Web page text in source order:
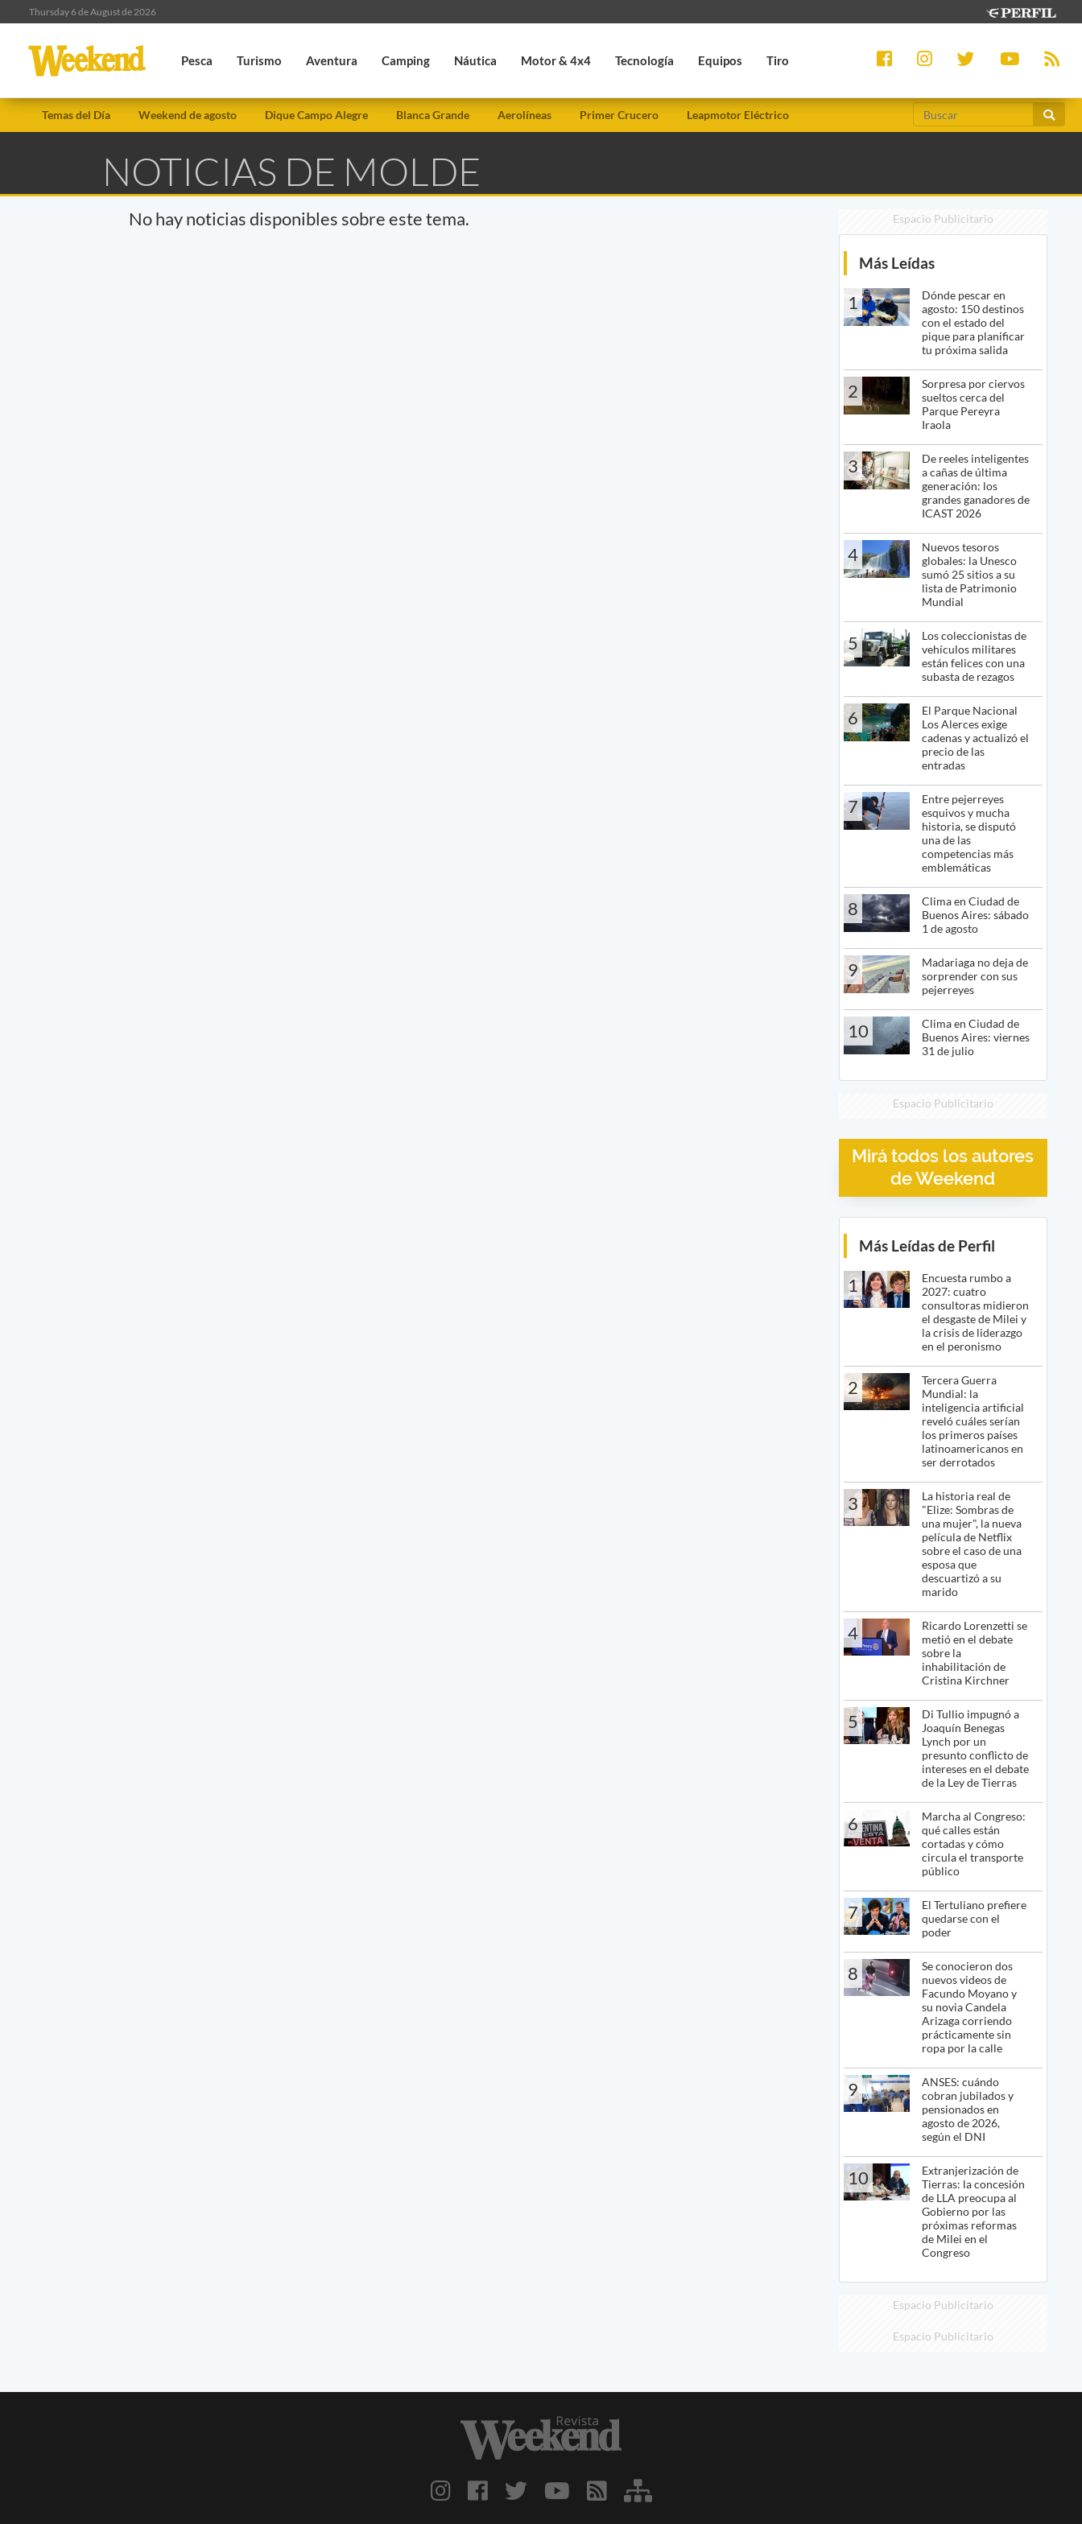
Thursday 6 de August de 2026
Pesca Turismo Aventura Camping Náutica Motor & 4x4 Tecnología Equipos Tiro
Temas del Día Weekend de agosto Dique Campo Alegre Blanca Grande Aerolíneas Primer Crucero Leapmotor Eléctrico
NOTICIAS DE MOLDE
No hay noticias disponibles sobre este tema. Espacio Publicitario
Más Leídas
1
Dónde pescar en
agosto: 150 destinos
con el estado del
pique para planificar
tu próxima salida
2
Sorpresa por ciervos
sueltos cerca del
Parque Pereyra
Iraola
3
De reeles inteligentes
a cañas de última
generación: los
grandes ganadores de
ICAST 2026
4
Nuevos tesoros
globales: la Unesco
sumó 25 sitios a su
lista de Patrimonio
Mundial
5
Los coleccionistas de
vehículos militares
están felices con una
subasta de rezagos
6
El Parque Nacional
Los Alerces exige
cadenas y actualizó el
precio de las
entradas
7
Entre pejerreyes
esquivos y mucha
historia, se disputó
una de las
competencias más
emblemáticas
8
Clima en Ciudad de
Buenos Aires: sábado
1 de agosto
9
Madariaga no deja de
sorprender con sus
pejerreyes
10
Clima en Ciudad de
Buenos Aires: viernes
31 de julio
Espacio Publicitario
Mirá todos los autores
de Weekend
Más Leídas de Perfil
1
Encuesta rumbo a
2027: cuatro
consultoras midieron
el desgaste de Milei y
la crisis de liderazgo
en el peronismo
2
Tercera Guerra
Mundial: la
inteligencia artificial
reveló cuáles serían
los primeros países
latinoamericanos en
ser derrotados
3
La historia real de
"Elize: Sombras de
una mujer", la nueva
película de Netflix
sobre el caso de una
esposa que
descuartizó a su
marido
4
Ricardo Lorenzetti se
metió en el debate
sobre la
inhabilitación de
Cristina Kirchner
5
Di Tullio impugnó a
Joaquín Benegas
Lynch por un
presunto conflicto de
intereses en el debate
de la Ley de Tierras
6
Marcha al Congreso:
qué calles están
cortadas y cómo
circula el transporte
público
7
El Tertuliano prefiere
quedarse con el
poder
8
Se conocieron dos
nuevos videos de
Facundo Moyano y
su novia Candela
Arizaga corriendo
prácticamente sin
ropa por la calle
9
ANSES: cuándo
cobran jubilados y
pensionados en
agosto de 2026,
según el DNI
10
Extranjerización de
Tierras: la concesión
de LLA preocupa al
Gobierno por las
próximas reformas
de Milei en el
Congreso
Espacio Publicitario
Espacio Publicitario